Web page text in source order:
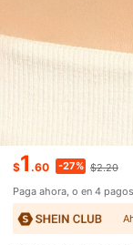
$1.60 -27% $2.20
Paga ahora, o en 4